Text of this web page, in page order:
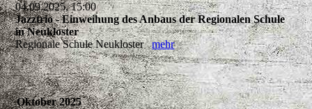
04.09.2025, 15:00
Jazztrio - Einweihung des Anbaus der Regionalen Schule
in Neukloster
Regionale Schule Neuklostermehr
Oktober 2025